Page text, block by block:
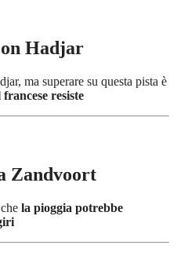
Hadjar
ma superare su questa pista è
resiste
Zandvoort
la pioggia potrebbe